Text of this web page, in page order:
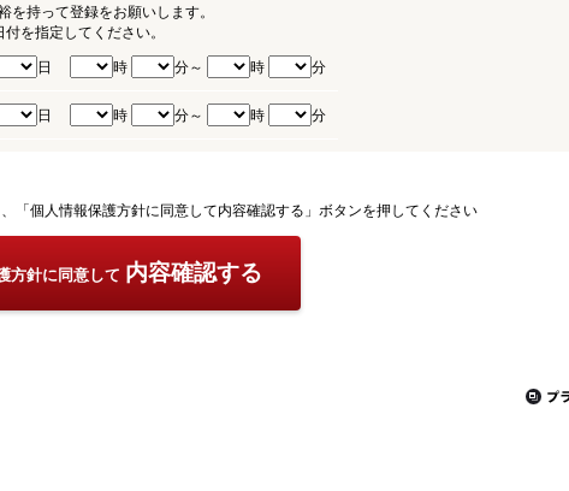
持って登録をお願いします。
を指定してください。
日 時 分～ 時 分
日 時 分～ 時 分
「個人情報保護方針に同意して内容確認する」ボタンを押してください
方針に同意して 内容確認する